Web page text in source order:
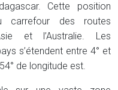
Cette position
carrefour des routes
et l’Australie. Les
s’étendent entre 4° et
de longitude est.